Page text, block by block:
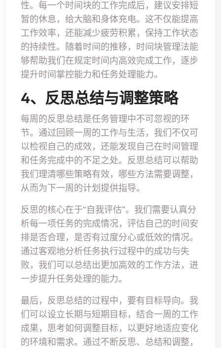
性。每一个时间块的工作完成后，建议安排短
暂的休息，给大脑和身体充电。这不仅能提高
工作效率，还能减少疲劳积累，保持工作状态
的持续性。随着时间的推移，时间块管理法能
够帮助我们在规定时间内高效完成工作，逐步
提升时间掌控能力和任务处理能力。
4、反思总结与调整策略
每周的反思总结是任务管理中不可忽视的环
节。通过回顾一周的工作与生活，我们不仅可
以检视自己的成效，还能发现自己在时间管理
和任务完成中的不足之处。反思总结可以帮助
我们理清哪些策略有效，哪些方法需要调整，
从而为下一周的计划提供指导。
反思的核心在于“自我评估”。我们需要认真分
析每一项任务的完成情况，评估自己的时间安
排是否合理，是否有过度分心或低效的情况。
通过客观地分析任务执行过程中的成功与失
败，我们可以总结出更加高效的工作方法，进
一步提升任务处理的能力。
最后，反思总结的过程中，要有目标导向。我
们可以设立长期与短期目标，结合一周的工作
成果，思考如何调整目标，以更好地适应变化
的环境和需求。通过不断反思、总结和调整，